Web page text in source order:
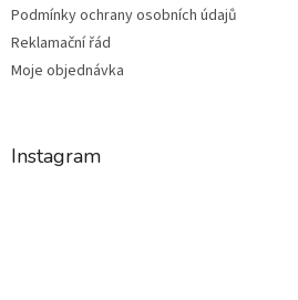
Podmínky ochrany osobních údajů
Reklamační řád
Moje objednávka
Instagram